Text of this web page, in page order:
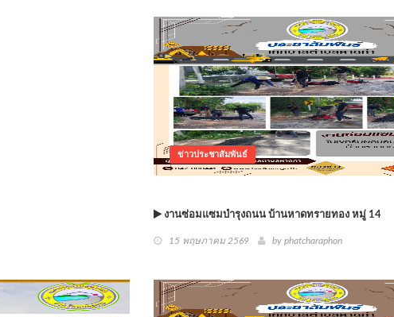
ข่าวประชาสัมพันธ์
งานซ่อมแซมบำรุงถนน บ้านหาดทรายทอง หมู่ 14
15 พฤษภาคม 2569 by phatcharaphon